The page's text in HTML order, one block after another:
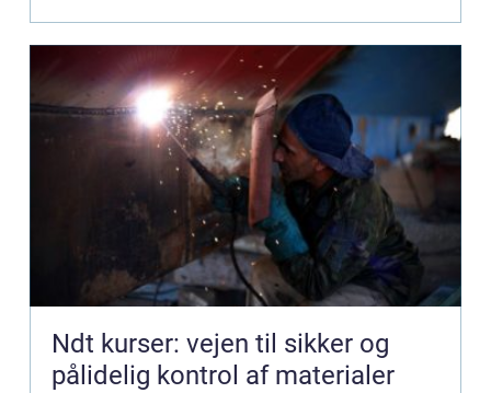
Ndt kurser: vejen til sikker og
pålidelig kontrol af materialer